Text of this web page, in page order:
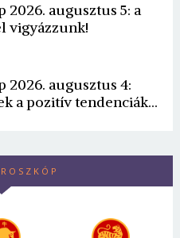
2026. augusztus 5: a
vigyázzunk!
2026. augusztus 4:
a pozitív tendenciák...